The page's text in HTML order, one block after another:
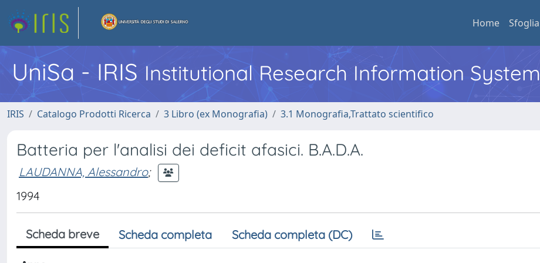
Home Sfoglia
UniSa - IRIS Institutional Research Information System
IRIS Catalogo Prodotti Ricerca 3 Libro (ex Monografia) 3.1 Monografia,Trattato scientifico
Batteria per l'analisi dei deficit afasici. B.A.D.A.
LAUDANNA, Alessandro;
1994
Scheda breve Scheda completa Scheda completa (DC)